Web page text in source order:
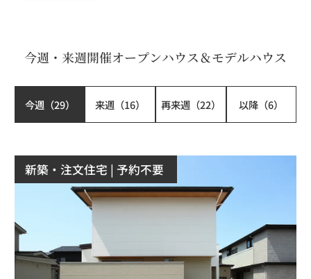
今週・来週開催オープンハウス＆モデルハウス
今週 （29） 来週 （16） 再来週 （22） 以降 （6）
新築・注文住宅 | 予約不要